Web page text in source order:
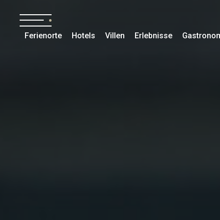
Ferienorte Hotels Villen Erlebnisse